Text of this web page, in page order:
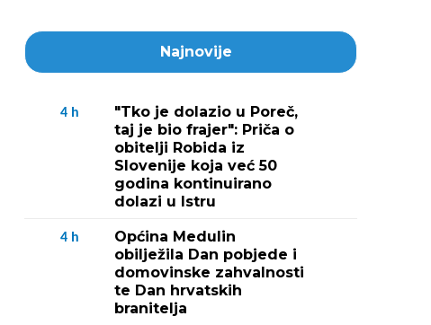
Najnovije
4 h
"Tko je dolazio u Poreč,
taj je bio frajer": Priča o
obitelji Robida iz
Slovenije koja već 50
godina kontinuirano
dolazi u Istru
4 h
Općina Medulin
obilježila Dan pobjede i
domovinske zahvalnosti
te Dan hrvatskih
branitelja